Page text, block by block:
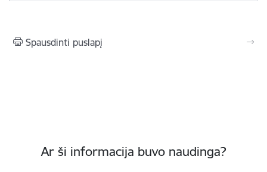
Spausdinti puslapį
Ar ši informacija buvo naudinga?